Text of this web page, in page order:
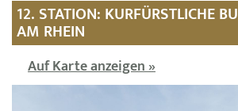
12. STATION: KURFÜRSTLICHE
AM RHEIN
Auf Karte anzeigen »